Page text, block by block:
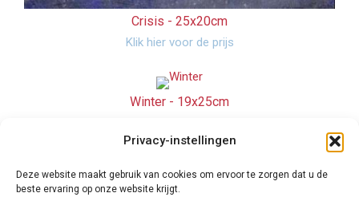
Privacy-instellingen
Deze website maakt gebruik van cookies om ervoor te zorgen dat u de
beste ervaring op onze website krijgt.
Crisis - 25x20cm
Klik hier voor de prijs
Winter - 19x25cm
Kerk op een eiland -